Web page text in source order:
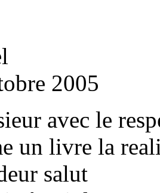
2005
avec le
un livre la
salut